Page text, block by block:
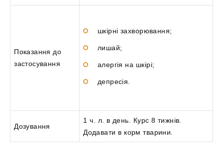
Показання до
застосування
шкірні захворювання;
лишай;
алергія на шкірі;
депресія.
Дозування
1 ч. л. в день. Курс 8 тижнів.
Додавати в корм тварини.